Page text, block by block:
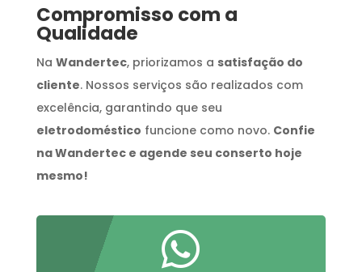
Compromisso com a
Qualidade
Na Wandertec, priorizamos a satisfação do
cliente. Nossos serviços são realizados com
excelência, garantindo que seu
eletrodoméstico funcione como novo. Confie
na Wandertec e agende seu conserto hoje
mesmo!
